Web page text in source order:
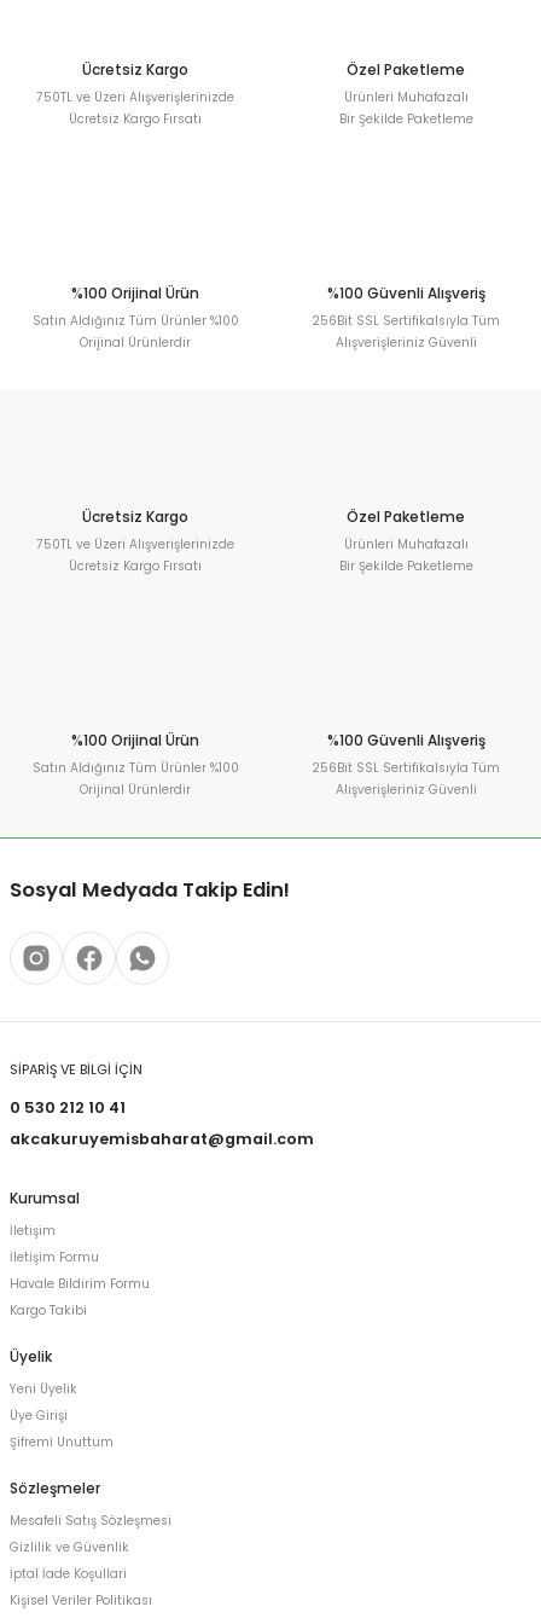
Ücretsiz Kargo
750TL ve Üzeri Alışverişlerinizde
Ücretsiz Kargo Fırsatı
Özel Paketleme
Ürünleri Muhafazalı
Bir Şekilde Paketleme
%100 Orijinal Ürün
Satın Aldığınız Tüm Ürünler %100
Orijinal Ürünlerdir
%100 Güvenli Alışveriş
256Bit SSL Sertifikalsıyla Tüm
Alışverişleriniz Güvenli
Ücretsiz Kargo
750TL ve Üzeri Alışverişlerinizde
Ücretsiz Kargo Fırsatı
Özel Paketleme
Ürünleri Muhafazalı
Bir Şekilde Paketleme
%100 Orijinal Ürün
Satın Aldığınız Tüm Ürünler %100
Orijinal Ürünlerdir
%100 Güvenli Alışveriş
256Bit SSL Sertifikalsıyla Tüm
Alışverişleriniz Güvenli
Sosyal Medyada Takip Edin!
SİPARİŞ VE BİLGİ İÇİN
0 530 212 10 41
akcakuruyemisbaharat@gmail.com
Kurumsal
İletişim
İletişim Formu
Havale Bildirim Formu
Kargo Takibi
Üyelik
Yeni Üyelik
Üye Girişi
Şifremi Unuttum
Sözleşmeler
Mesafeli Satış Sözleşmesi
Gizlilik ve Güvenlik
İptal İade Koşullari
Kişisel Veriler Politikası